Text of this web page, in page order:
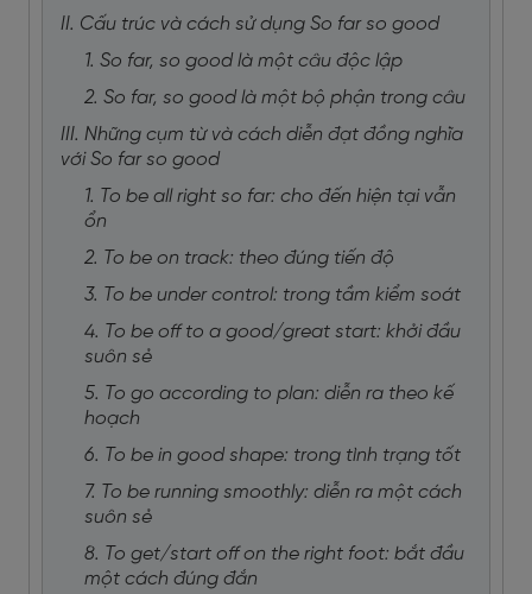
II. Cấu trúc và cách sử dụng So far so good
1. So far, so good là một câu độc lập
2. So far, so good là một bộ phận trong câu
III. Những cụm từ và cách diễn đạt đồng nghĩa
với So far so good
1. To be all right so far: cho đến hiện tại vẫn
ổn
2. To be on track: theo đúng tiến độ
3. To be under control: trong tầm kiểm soát
4. To be off to a good/great start: khởi đầu
suôn sẻ
5. To go according to plan: diễn ra theo kế
hoạch
6. To be in good shape: trong tình trạng tốt
7. To be running smoothly: diễn ra một cách
suôn sẻ
8. To get/start off on the right foot: bắt đầu
một cách đúng đắn